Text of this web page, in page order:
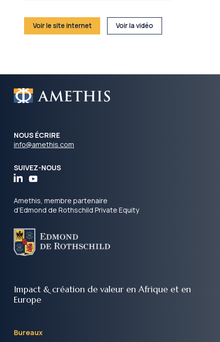
Voir le site internet Voir la vidéo
NOUS ÉCRIRE
info@amethis.com
SUIVEZ-NOUS
Amethis, membre partenaire
d’Edmond de Rothschild Private Equity
Impact & création de valeur en Afrique et en
Europe
Bureaux